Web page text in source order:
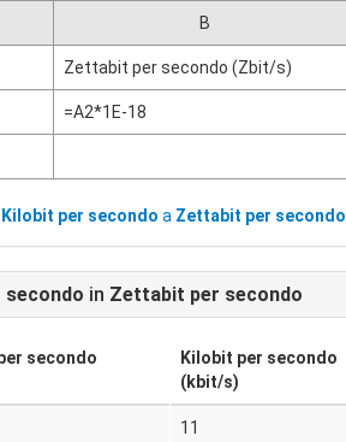
B
Zettabit per secondo (Zbit/s)
=A2*1E-18
Kilobit per secondo a Zettabit per secondo
secondo in Zettabit per secondo
secondo
Kilobit per secondo
(kbit/s)
11